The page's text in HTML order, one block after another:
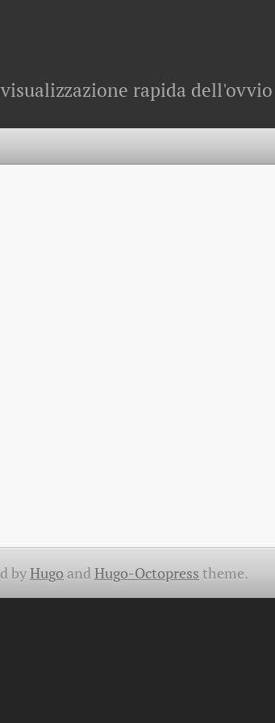
rapida dell'ovvio
byHugoandHugo-Octopress theme.